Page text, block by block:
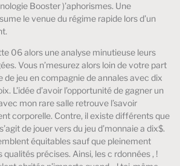
Booster )’aphorismes. Une
le venue du régime rapide lors d’un
06 alors une analyse minutieuse leurs
Vous n’mesurez alors loin de votre part
de jeu en compagnie de annales avec dix
L’idée d’avoir l’opportunité de gagner un
mon rare salle retrouve l’savoir
corporelle. Contre, il existe différents que
de jouer vers du jeu d’monnaie a dix$.
équitables sauf que pleinement
précises. Ainsi, les c rdonnées , !